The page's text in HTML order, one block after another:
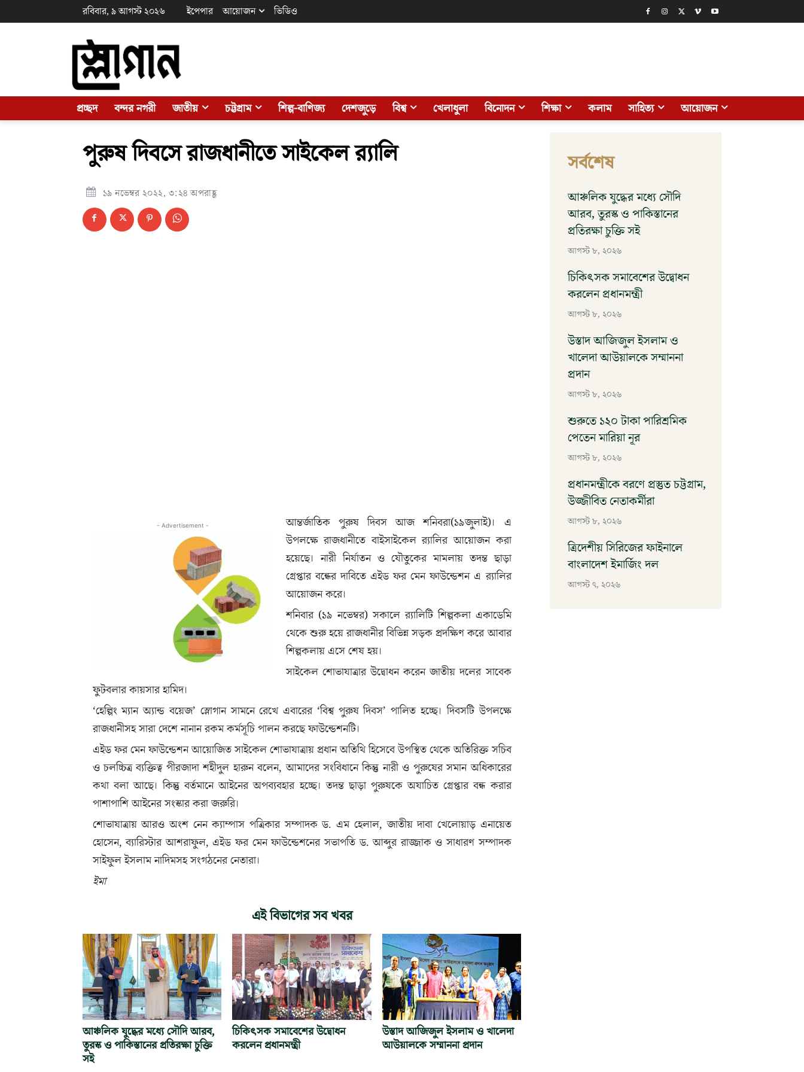
রবিবার, ৯ আগস্ট ২০২৬ ইপেপার আয়োজন ভিডিও
প্রচ্ছদ বন্দর নগরী জাতীয় চট্টগ্রাম শিল্প-বাণিজ্য দেশজুড়ে বিশ্ব খেলাধুলা বিনোদন শিক্ষা কলাম সাহিত্য আয়োজন
পুরুষ দিবসে রাজধানীতে সাইকেল র‌্যালি
১৯ নভেম্বর ২০২২, ৩:২৪ অপরাহ্ণ
- Advertisement -
আন্তর্জাতিক পুরুষ দিবস আজ শনিবরা(১৯জুলাই)। এ
উপলক্ষে রাজধানীতে বাইসাইকেল র‌্যালির আয়োজন করা
হয়েছে। নারী নির্যাতন ও যৌতুকের মামলায় তদন্ত ছাড়া
গ্রেপ্তার বন্ধের দাবিতে এইড ফর মেন ফাউন্ডেশন এ র‌্যালির
আয়োজন করে।
শনিবার (১৯ নভেম্বর) সকালে র‌্যালিটি শিল্পকলা একাডেমি
থেকে শুরু হয়ে রাজধানীর বিভিন্ন সড়ক প্রদক্ষিণ করে আবার
শিল্পকলায় এসে শেষ হয়।
সাইকেল শোভাযাত্রার উদ্বোধন করেন জাতীয় দলের সাবেক
ফুটবলার কায়সার হামিদ।
‘হেল্পিং ম্যান অ্যান্ড বয়েজ’ স্লোগান সামনে রেখে এবারের ‘বিশ্ব পুরুষ দিবস’ পালিত হচ্ছে। দিবসটি উপলক্ষে
রাজধানীসহ সারা দেশে নানান রকম কর্মসূচি পালন করছে ফাউন্ডেশনটি।
এইড ফর মেন ফাউন্ডেশন আয়োজিত সাইকেল শোভাযাত্রায় প্রধান অতিথি হিসেবে উপস্থিত থেকে অতিরিক্ত সচিব
ও চলচ্চিত্র ব্যক্তিত্ব পীরজাদা শহীদুল হারুন বলেন, আমাদের সংবিধানে কিন্তু নারী ও পুরুষের সমান অধিকারের
কথা বলা আছে। কিন্তু বর্তমানে আইনের অপব্যবহার হচ্ছে। তদন্ত ছাড়া পুরুষকে অযাচিত গ্রেপ্তার বন্ধ করার
পাশাপাশি আইনের সংস্কার করা জরুরি।
শোভাযাত্রায় আরও অংশ নেন ক্যাম্পাস পত্রিকার সম্পাদক ড. এম হেলাল, জাতীয় দাবা খেলোয়াড় এনায়েত
হোসেন, ব্যারিস্টার আশরাফুল, এইড ফর মেন ফাউন্ডেশনের সভাপতি ড. আব্দুর রাজ্জাক ও সাধারণ সম্পাদক
সাইফুল ইসলাম নাদিমসহ সংগঠনের নেতারা।
ইমা
এই বিভাগের সব খবর
আঞ্চলিক যুদ্ধের মধ্যে সৌদি আরব,
তুরস্ক ও পাকিস্তানের প্রতিরক্ষা চুক্তি
সই
চিকিৎসক সমাবেশের উদ্বোধন
করলেন প্রধানমন্ত্রী
উস্তাদ আজিজুল ইসলাম ও খালেদা
আউয়ালকে সম্মাননা প্রদান
সর্বশেষ
আঞ্চলিক যুদ্ধের মধ্যে সৌদি
আরব, তুরস্ক ও পাকিস্তানের
প্রতিরক্ষা চুক্তি সই
আগস্ট ৮, ২০২৬
চিকিৎসক সমাবেশের উদ্বোধন
করলেন প্রধানমন্ত্রী
আগস্ট ৮, ২০২৬
উস্তাদ আজিজুল ইসলাম ও
খালেদা আউয়ালকে সম্মাননা
প্রদান
আগস্ট ৮, ২০২৬
শুরুতে ১২০ টাকা পারিশ্রমিক
পেতেন মারিয়া নূর
আগস্ট ৮, ২০২৬
প্রধানমন্ত্রীকে বরণে প্রস্তুত চট্টগ্রাম,
উজ্জীবিত নেতাকর্মীরা
আগস্ট ৮, ২০২৬
ত্রিদেশীয় সিরিজের ফাইনালে
বাংলাদেশ ইমার্জিং দল
আগস্ট ৭, ২০২৬